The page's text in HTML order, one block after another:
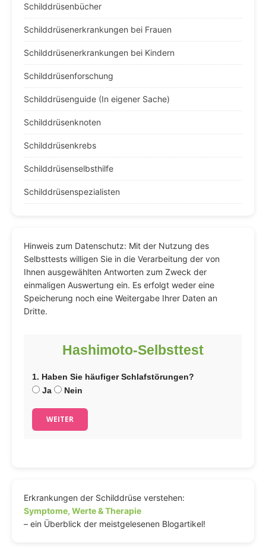
Schilddrüsenbücher
Schilddrüsenerkrankungen bei Frauen
Schilddrüsenerkrankungen bei Kindern
Schilddrüsenforschung
Schilddrüsenguide (In eigener Sache)
Schilddrüsenknoten
Schilddrüsenkrebs
Schilddrüsenselbsthilfe
Schilddrüsenspezialisten
Hinweis zum Datenschutz: Mit der Nutzung des
Selbsttests willigen Sie in die Verarbeitung der von
Ihnen ausgewählten Antworten zum Zweck der
einmaligen Auswertung ein. Es erfolgt weder eine
Speicherung noch eine Weitergabe Ihrer Daten an
Dritte.
Hashimoto-Selbsttest
1. Haben Sie häufiger Schlafstörungen?
Ja
Nein
WEITER
Erkrankungen der Schilddrüse verstehen:
Symptome, Werte & Therapie
– ein Überblick der meistgelesenen Blogartikel!